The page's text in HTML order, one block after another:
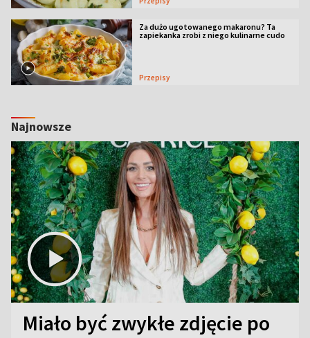
Za dużo ugotowanego makaronu? Ta
zapiekanka zrobi z niego kulinarne cudo
Przepisy
Najnowsze
Miało być zwykłe zdjęcie po